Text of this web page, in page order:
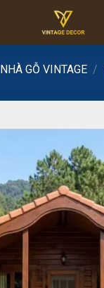
NHÀ GỖ VINTAGE /